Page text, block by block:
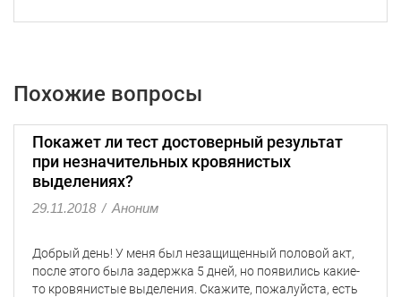
Похожие вопросы
Покажет ли тест достоверный результат
при незначительных кровянистых
выделениях?
29.11.2018 / Аноним
Добрый день! У меня был незащищенный половой акт,
после этого была задержка 5 дней, но появились какие-
то кровянистые выделения. Скажите, пожалуйста, есть